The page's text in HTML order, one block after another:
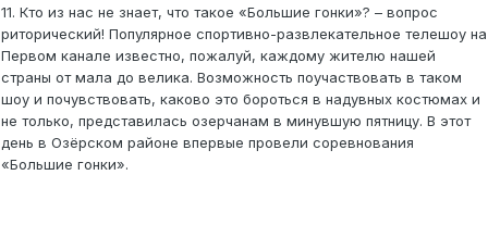
11. Кто из нас не знает, что такое «Большие гонки»? – вопрос
риторический! Популярное спортивно-развлекательное телешоу на
Первом канале известно, пожалуй, каждому жителю нашей
страны от мала до велика. Возможность поучаствовать в таком
шоу и почувствовать, каково это бороться в надувных костюмах и
не только, представилась озерчанам в минувшую пятницу. В этот
день в Озёрском районе впервые провели соревнования
«Большие гонки».